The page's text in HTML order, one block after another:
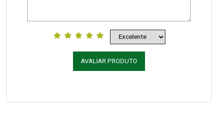
AVALIAR PRODUTO